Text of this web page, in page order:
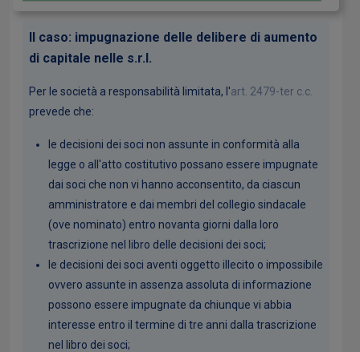
Il caso: impugnazione delle delibere di aumento
di capitale nelle s.r.l.
Per le società a responsabilità limitata, l'art. 2479-ter c.c.
prevede che:
le decisioni dei soci non assunte in conformità alla
legge o all'atto costitutivo possano essere impugnate
dai soci che non vi hanno acconsentito, da ciascun
amministratore e dai membri del collegio sindacale
(ove nominato) entro novanta giorni dalla loro
trascrizione nel libro delle decisioni dei soci;
le decisioni dei soci aventi oggetto illecito o impossibile
ovvero assunte in assenza assoluta di informazione
possono essere impugnate da chiunque vi abbia
interesse entro il termine di tre anni dalla trascrizione
nel libro dei soci;